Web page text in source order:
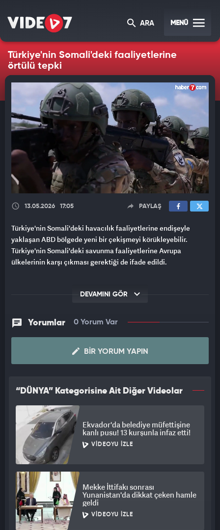
ARA MENÜ
Türkiye'nin Somali'deki faaliyetlerine
örtülü tepki
13.05.2026 17:05 PAYLAŞ
Türkiye'nin Somali'deki havacılık faaliyetlerine endişeyle
yaklaşan ABD bölgede yeni bir çekişmeyi körükleyebilir.
Türkiye'nin Somali'deki savunma faaliyetlerine Avrupa
ülkelerinin karşı çıkması gerektiği de ifade edildi.
DEVAMINI GÖR
Yorumlar 0 Yorum Var
BIR YORUM YAPIN
“DÜNYA” Kategorisine Ait Diğer Videolar
Ekvador'da belediye müfettişine
kanlı pusu! 13 kurşunla infaz etti!
VIDEOYU İZLE
Mekke İttifakı sonrası
Yunanistan'da dikkat çeken hamle
geldi
VIDEOYU İZLE